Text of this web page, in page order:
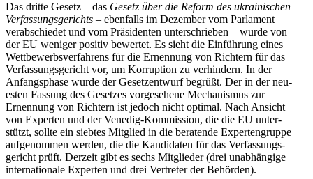
Das dritte Gesetz – das Gesetz über die Reform des ukrai­ni­schen
Ver­fas­sungs­ge­richts – eben­falls im Dezem­ber vom Par­la­ment
ver­ab­schie­det und vom Prä­si­den­ten unter­schrie­ben – wurde von
der EU weniger positiv bewer­tet. Es sieht die Ein­füh­rung eines
Wett­be­werbs­ver­fah­rens für die Ernen­nung von Rich­tern für das
Ver­fas­sungs­ge­richt vor, um Kor­rup­tion zu ver­hin­dern. In der
Anfangs­phase wurde der Gesetz­ent­wurf begrüßt. Der in der neu­
es­ten Fassung des Geset­zes vor­ge­se­hene Mecha­nis­mus zur
Ernen­nung von Rich­tern ist jedoch nicht optimal. Nach Ansicht
von Exper­ten und der Venedig-Kom­mis­sion, die die EU unter­
stützt, sollte ein siebtes Mit­glied in die bera­tende Exper­ten­gruppe
auf­ge­nom­men werden, die die Kan­di­da­ten für das Ver­fas­sungs­
ge­richt prüft. Derzeit gibt es sechs Mit­glie­der (drei unab­hän­gige
inter­na­tio­nale Exper­ten und drei Ver­tre­ter der Behörden).